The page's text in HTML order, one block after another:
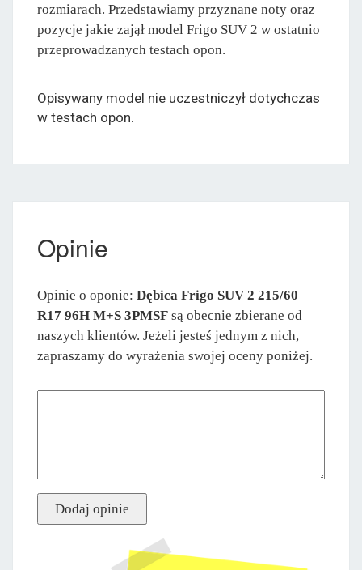
rozmiarach. Przedstawiamy przyznane noty oraz
pozycje jakie zajął model Frigo SUV 2 w ostatnio
przeprowadzanych testach opon.
Opisywany model nie uczestniczył dotychczas
w testach opon.
Opinie
Opinie o oponie: Dębica Frigo SUV 2 215/60
R17 96H M+S 3PMSF są obecnie zbierane od
naszych klientów. Jeżeli jesteś jednym z nich,
zapraszamy do wyrażenia swojej oceny poniżej.